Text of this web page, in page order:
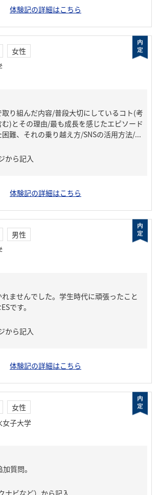
体験記の詳細はこちら
女性
り組んだ内容/普段大切にしているコト(考
)とその理由/最も成長を感じたエピソード
難、それの乗り越え方/SNSの活用方法/...
から記入
体験記の詳細はこちら
男性
ませんでした。学生時代に頑張ったこと
です。
から記入
体験記の詳細はこちら
女性
女子大学
質問。
ナビなど）から記入